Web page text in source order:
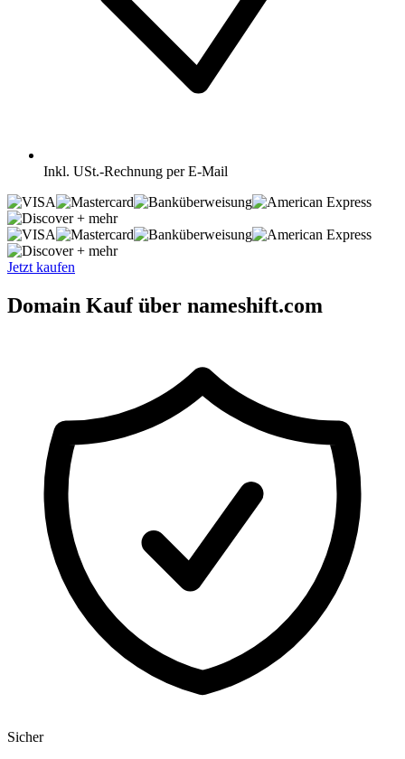
Inkl. USt.-Rechnung per E-Mail
+ mehr
+ mehr
Jetzt kaufen
Domain Kauf über nameshift.com
Sicher